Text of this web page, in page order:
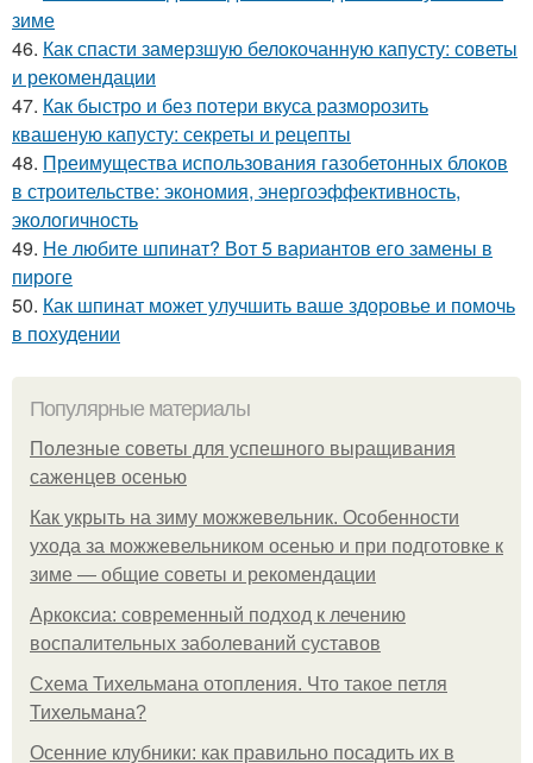
зиме
46. Как спасти замерзшую белокочанную капусту: советы
и рекомендации
47. Как быстро и без потери вкуса разморозить
квашеную капусту: секреты и рецепты
48. Преимущества использования газобетонных блоков
в строительстве: экономия, энергоэффективность,
экологичность
49. Не любите шпинат? Вот 5 вариантов его замены в
пироге
50. Как шпинат может улучшить ваше здоровье и помочь
в похудении
Популярные материалы
Полезные советы для успешного выращивания
саженцев осенью
Как укрыть на зиму можжевельник. Особенности
ухода за можжевельником осенью и при подготовке к
зиме — общие советы и рекомендации
Аркоксиа: современный подход к лечению
воспалительных заболеваний суставов
Схема Тихельмана отопления. Что такое петля
Тихельмана?
Осенние клубники: как правильно посадить их в